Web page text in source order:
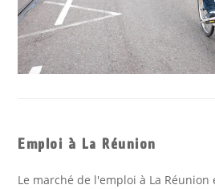
Emploi à La Réunion
Le marché de l'emploi à La